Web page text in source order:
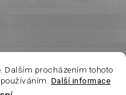
Dalším procházením tohoto
Další informace